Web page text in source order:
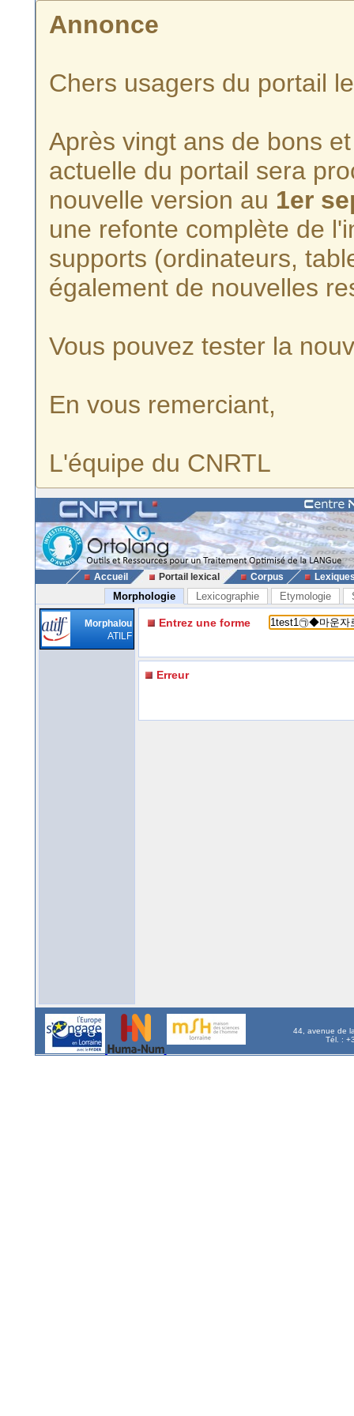
Annonce
Chers usagers du portail
Après vingt ans de bons
actuelle du portail sera
nouvelle version au 1er
une refonte complète de
supports (ordinateurs,
également de nouvelles
Vous pouvez tester la
En vous remerciant,
L'équipe du CNRTL
Accueil Portail lexical Corpus
Morphologie Lexicographie Etymologie
Morphalou
ATILF
Entrez une forme
Erreur
44, avenue de
Tél. :